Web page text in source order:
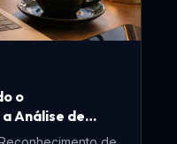
o
Análise de